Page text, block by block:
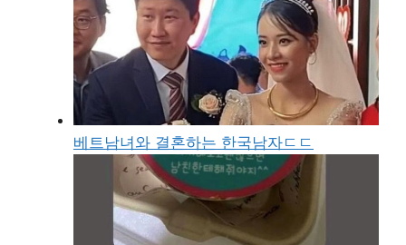
베트남녀와 결혼하는 한국남자ㄷㄷ